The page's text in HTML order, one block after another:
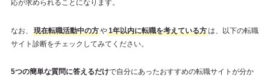
応が求められることになります。
なお、 現在転職活動中の方や1年以内に転職を考えている方は、以下の転職
サイト診断をチェックしてみてください。
5つの簡単な質問に答えるだけで自分にあったおすすめの転職サイトが分か